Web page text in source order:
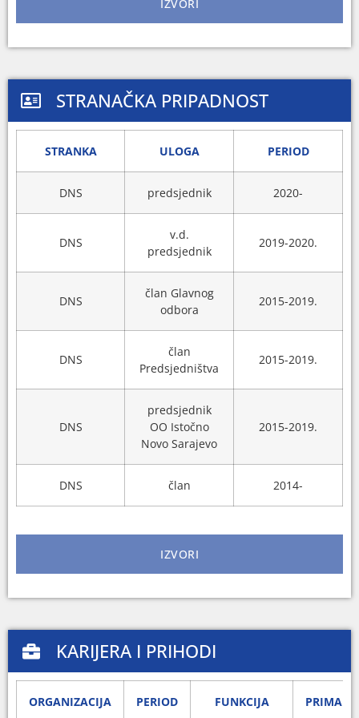
IZVORI
STRANAČKA PRIPADNOST
STRANKA ULOGA PERIOD
DNS predsjednik 2020-
DNS
v.d.
predsjednik
2019-2020.
DNS
član Glavnog
odbora
2015-2019.
DNS
član
Predsjedništva
2015-2019.
DNS
predsjednik
OO Istočno
Novo Sarajevo
2015-2019.
DNS član 2014-
IZVORI
KARIJERA I PRIHODI
ORGANIZACIJA PERIOD FUNKCIJA